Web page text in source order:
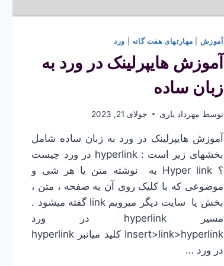
آموزش مهارتهای هفت گانه ورد
آموزش هایپرلینک در ورد به
زبان ساده
توسط مهرداد یاری جولای 21, 2023
آموزش هایپرلینک در ورد به زبان ساده شامل
بخشهای زیر است : hyperlink در ورد چیست
؟ Hyper link به نوشته متن یا هر شی و
موضوعی که با کلیک روی آن به صفحه ، متن ،
بخش یا سایت دیگر میرویم link گفته میشود .
مسیر hyperlink در ورد
Insert>link>hyperlink کلید میانبر hyperlink
در ورد …